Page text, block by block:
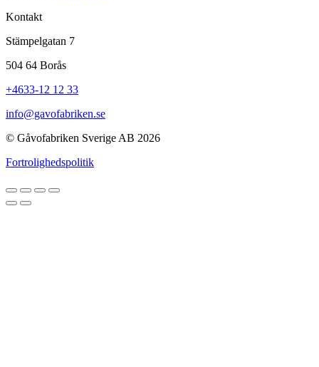
Kontakt
Stämpelgatan 7
504 64 Borås
+4633-12 12 33
info@gavofabriken.se
© Gåvofabriken Sverige AB 2026
Fortrolighedspolitik